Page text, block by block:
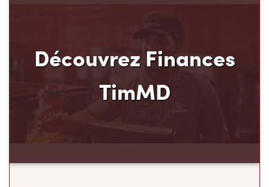
Découvrez Finances
TimMD